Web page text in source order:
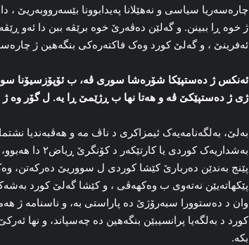
چاره‌سه‌ریا سیاسی و نه‌هێلانا په‌یدابوونا بێسه‌رووبه‌ریێ
ژ خوه‌ ڕا ببینن. و گه‌لێن ده‌ڤه‌رێ خوه‌ برێڤه‌ ببن دا ئه‌و
ئه‌فرینێ ، و گه‌لێ کورد وه‌ک فاکته‌ره‌کی بنگه‌هین ژ
ئه‌نکس ژ ده‌ستپێکا شۆره‌شا سوری ڤه‌، ب ئۆپۆزسیۆنا
ژی ژ ده‌ستپێکێ ڤه‌ و هه‌تا نها ب ڕژێمێ ڕا یه‌. ل گۆر وه‌
به‌لێ، به‌لگه‌نامه‌یه‌ک ئیمزاکری د ناڤ مه‌ و هه‌ڤبه‌ندیا
به‌شداریه‌ک
پێنج به‌ندێن ده‌ربارێ کێشا کوردی ل سووریێ ده‌رکه‌تن،
پێکهاته‌یێن نه‌ته‌وی ب وه‌کهه‌ڤی ، و کێشا گه‌لێ کورد
وان د ده‌ستوورا سبه‌رۆژێ ده‌ پاراستی به‌، و ناسنامه‌
کورد د به‌لگه‌یا پرانسیبێن بنگه‌هین ده‌ چه‌سپاند، و نها
بکه‌.